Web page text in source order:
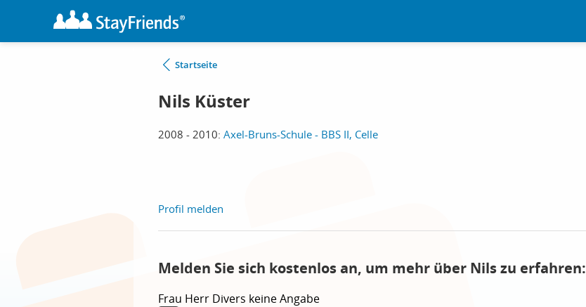
Startseite
Nils Küster
2008 - 2010: Axel-Bruns-Schule - BBS II, Celle
Profil melden
Melden Sie sich kostenlos an, um mehr über Nils zu erfahren:
Frau Herr Divers keine Angabe